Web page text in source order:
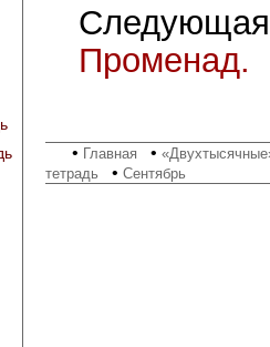
Променад.
• Главная •
тетрадь
• Сентябрь